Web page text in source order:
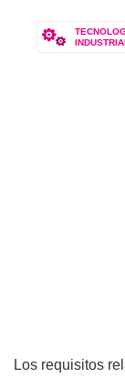
Los requisitos